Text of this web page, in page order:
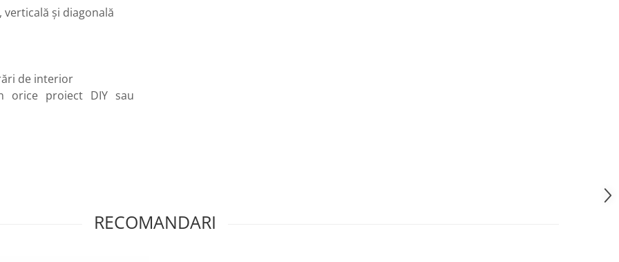
și diagonală
de interior
orice proiect DIY sau
RECOMANDARI